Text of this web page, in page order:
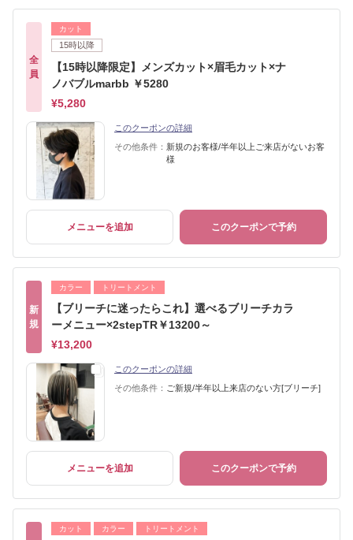
全
員
カット
15時以降
【15時以降限定】メンズカット×眉毛カット×ナ
ノバブルmarbb ￥5280
¥5,280
このクーポンの詳細
その他条件： 新規のお客様/半年以上ご来店がないお客
様
メニューを追加 このクーポンで予約
新
規
カラー トリートメント
【ブリーチに迷ったらこれ】選べるブリーチカラ
ーメニュー×2stepTR￥13200～
¥13,200
このクーポンの詳細
その他条件： ご新規/半年以上来店のない方[ブリーチ]
メニューを追加 このクーポンで予約
カット カラー トリートメント